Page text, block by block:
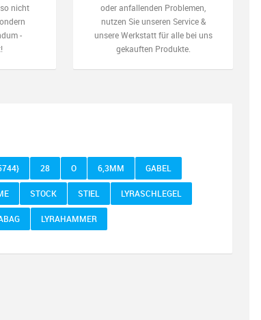
nicht
-
oder anfallenden Problemen,
nutzen Sie unseren Service &
unsere Werkstatt für alle bei uns
gekauften Produkte.
28 O 6,3MM GABEL
STOCK STIEL LYRASCHLEGEL
LYRAHAMMER